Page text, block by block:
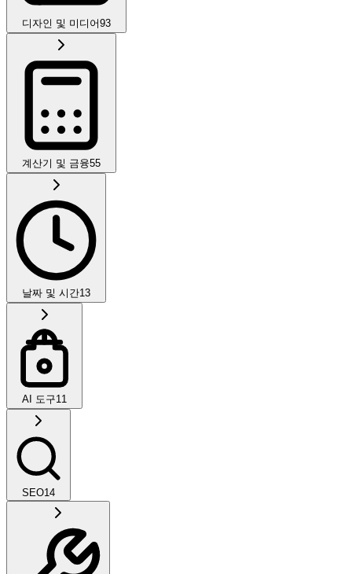
디자인 및 미디어93
계산기 및 금융55
날짜 및 시간13
AI 도구11
SEO14